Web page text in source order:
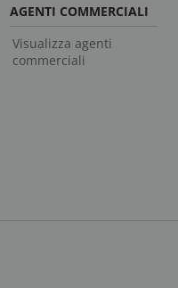
AGENTI COMMERCIALI
Visualizza agenti
commerciali